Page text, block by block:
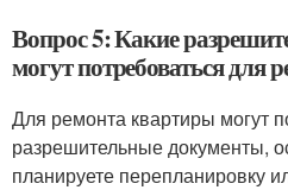
Вопрос 5: Какие
могут потребоваться для
Для ремонта квартиры могут
разрешительные документы,
планируете перепланировку